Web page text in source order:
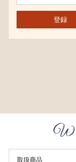
登録
取扱商品